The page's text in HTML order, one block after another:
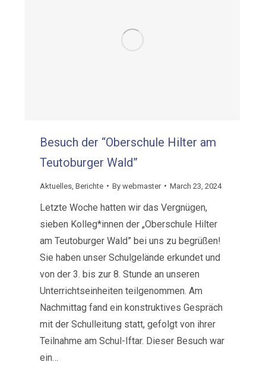
Besuch der “Oberschule Hilter am
Teutoburger Wald”
Aktuelles ,Berichte Bywebmaster March 23, 2024
Letzte Woche hatten wir das Vergnügen,
sieben Kolleg*innen der „Oberschule Hilter
am Teutoburger Wald” bei uns zu begrüßen!
Sie haben unser Schulgelände erkundet und
von der 3. bis zur 8. Stunde an unseren
Unterrichtseinheiten teilgenommen. Am
Nachmittag fand ein konstruktives Gespräch
mit der Schulleitung statt, gefolgt von ihrer
Teilnahme am Schul-Iftar. Dieser Besuch war
ein…